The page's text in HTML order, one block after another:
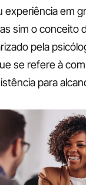
experiência em
sim o conceito
pela
se refere à
para